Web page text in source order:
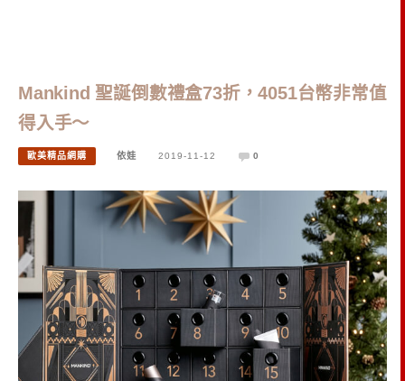
Mankind 聖誕倒數禮盒73折，4051台幣非常值
得入手～
歐美精品網購 依娃 2019-11-12 0